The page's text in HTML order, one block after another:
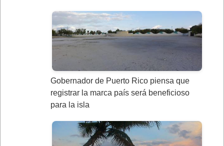
Gobernador de Puerto Rico piensa que
registrar la marca país será beneficioso
para la isla